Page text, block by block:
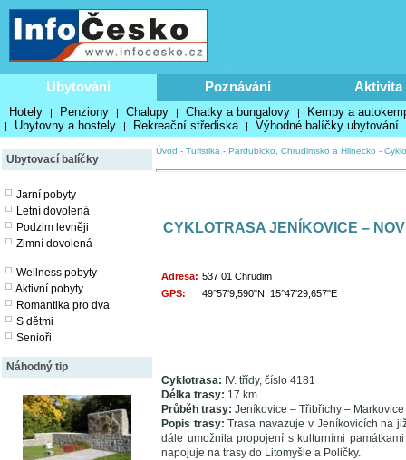
Ubytování Poznávání Aktivita
Hotely | Penziony | Chalupy | Chatky a bungalovy | Kempy a
| Ubytovny a hostely | Rekreační střediska | Výhodné balíčky ubytování
Ubytovací balíčky
Jarní pobyty
Letní dovolená
Podzim levněji
Zimní dovolená
Wellness pobyty
Aktivní pobyty
Romantika pro dva
S dětmi
Senioři
Náhodný tip
Úvod - Turistika - Pardubicko, Chrudimsko a Hlinecko -
CYKLOTRASA JENÍKOVICE –
Adresa: 537 01 Chrudim
GPS:
49°57'9,590"N, 15°47'29,657"E
Cyklotrasa: IV. třídy, číslo 4181
Délka trasy: 17 km
Průběh trasy: Jeníkovice – Třibřichy –
Popis trasy: Trasa navazuje v Jeníkovicích na
dále umožnila propojení s kulturními
napojuje na trasy do Litomyšle a Poličky.